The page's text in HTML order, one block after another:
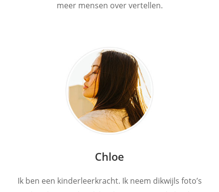
meer mensen over vertellen.
Chloe
Ik ben een kinderleerkracht. Ik neem dikwijls foto’s